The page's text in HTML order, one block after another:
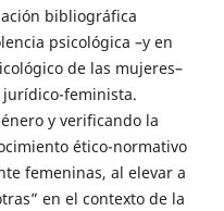
bibliográfica
psicológica –y en
de las mujeres–
feminista.
y verificando la
ético-normativo
femeninas, al elevar a
en el contexto de la